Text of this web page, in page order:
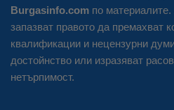
Burgasinfo.com по
запазват правото да премахват
квалификации и нецензурни
достойнство или изразяват
нетърпимост.